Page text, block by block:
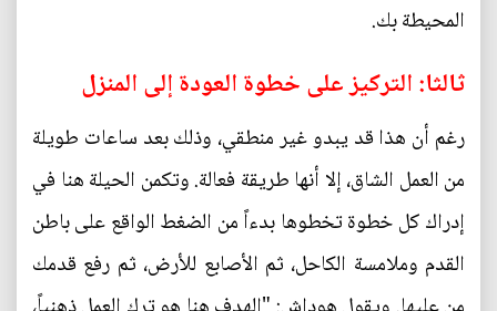
المحيطة بك.
ثالثا: التركيز على خطوة العودة إلى المنزل
رغم أن هذا قد يبدو غير منطقي، وذلك بعد ساعات طويلة
من العمل الشاق، إلا أنها طريقة فعالة. وتكمن الحيلة هنا في
إدراك كل خطوة تخطوها بدءاً من الضغط الواقع على باطن
القدم وملامسة الكاحل، ثم الأصابع للأرض، ثم رفع قدمك